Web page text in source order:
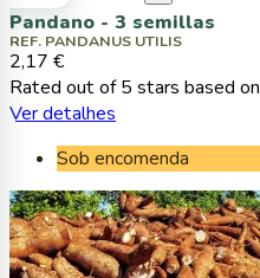
Pandano - 3 semillas
REF. PANDANUS UTILIS
2,17 €
Rated out of 5 stars based on
Ver detalhes
Sob encomenda